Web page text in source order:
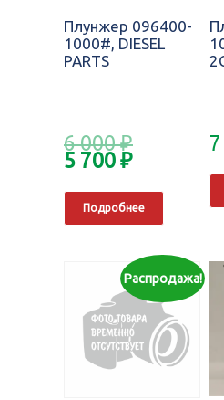
Плунжер 096400-
1000#, DIESEL
PARTS
6 000₽
5 700₽
Подробнее
Распродажа!